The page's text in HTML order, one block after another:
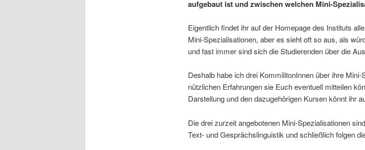
aufgebaut ist und zwischen welchen Mini-
Eigentlich findet ihr auf der Homepage des Instituts
Mini-Spezialisationen, aber es sieht oft so aus, als
und fast immer sind sich die Studierenden über die
Deshalb habe ich drei KommilitonInnen über ihre
nützlichen Erfahrungen sie Euch eventuell mitteilen
Darstellung und den dazugehörigen Kursen könnt ihr
Die drei zurzeit angebotenen Mini-Spezialisationen
Text- und Gesprächslinguistik und schließlich folgen